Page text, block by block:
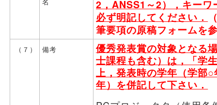
2，ANSS1～2），キーワ
必ず明記してください．
筆要項の原稿フォームを
（７） 備考
優秀発表賞の対象となる
士課程も含む）は，「学
上，発表時の学年（学部
年）を併記して下さい．